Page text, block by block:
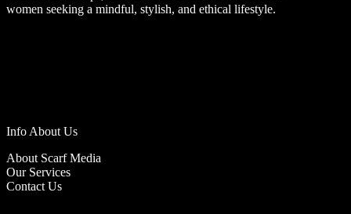
women seeking a mindful, stylish, and ethical lifestyle.
Info About Us
About Scarf Media
Our Services
Contact Us